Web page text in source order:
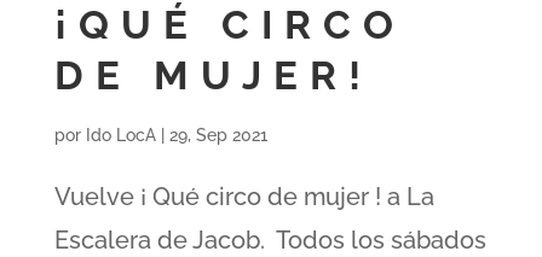
¡QUÉ CIRCO
DE MUJER!
por Ido LocA| 29, Sep 2021
Vuelve ¡ Qué circo de mujer ! a La
Escalera de Jacob. Todos los sábados